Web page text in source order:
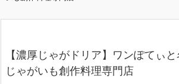
【濃厚じゃがドリア】ワンぽてぃ
じゃがいも創作料理専門店